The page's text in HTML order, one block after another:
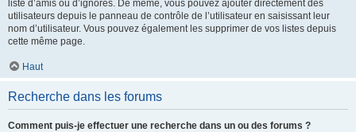
liste d’amis ou d’ignorés. De même, vous pouvez ajouter directement des
utilisateurs depuis le panneau de contrôle de l’utilisateur en saisissant leur
nom d’utilisateur. Vous pouvez également les supprimer de vos listes depuis
cette même page.
Haut
Recherche dans les forums
Comment puis-je effectuer une recherche dans un ou des forums ?